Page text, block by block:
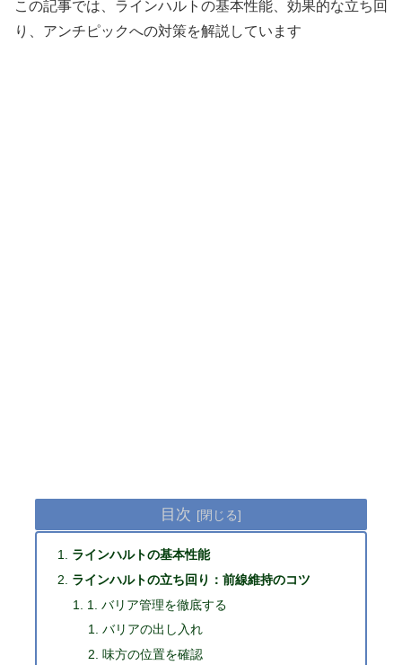
この記事では、ラインハルトの基本性能、効果的な立ち回
り、アンチピックへの対策を解説しています
目次
ラインハルトの基本性能
ラインハルトの立ち回り：前線維持のコツ
1. バリア管理を徹底する
バリアの出し入れ
味方の位置を確認